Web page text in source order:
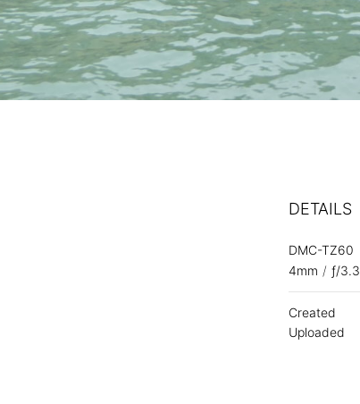
DETAILS
DMC-TZ60
4mm / ƒ/3.3
Created
Uploaded